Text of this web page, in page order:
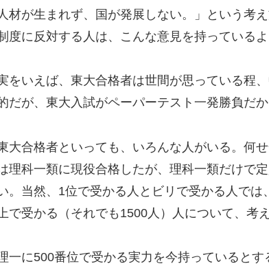
材が生まれず、国が発展しない。」という考
度に反対する人は、こんな意見を持っているよ
をいえば、東大合格者は世間が思っている程
だが、東大入試がペーパーテスト一発勝負だか
大合格者といっても、いろんな人がいる。何
理科一類に現役合格したが、理科一類だけで
。当然、1位で受かる人とビリで受かる人で
で受かる（それでも1500人）人について、考え
一に500番位で受かる実力を今持っているとす